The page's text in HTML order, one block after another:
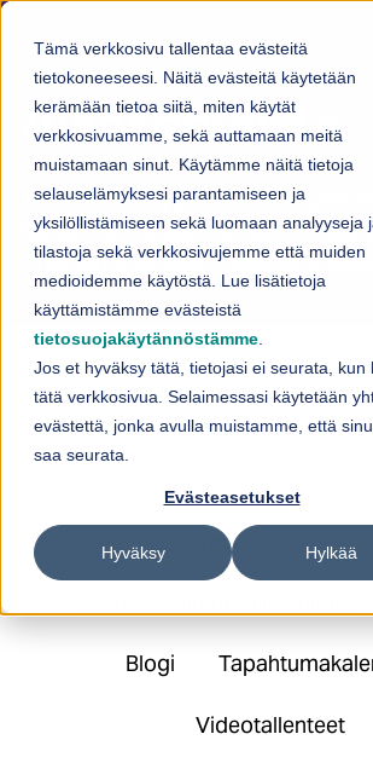
Tämä verkkosivu tallentaa evästeitä
tietokoneeseesi. Näitä evästeitä käytetään
kerämään tietoa siitä, miten käytät
verkkosivuamme, sekä auttamaan meitä
muistamaan sinut. Käytämme näitä tietoja
selauselämyksesi parantamiseen ja
yksilöllistämiseen sekä luomaan analyyseja
tilastoja sekä verkkosivujemme että muiden
medioidemme käytöstä. Lue lisätietoja
käyttämistämme evästeistä
tietosuojakäytännöstämme
Jos et hyväksy tätä, tietojasi ei seurata, kun
tätä verkkosivua. Selaimessasi käytetään
evästettä, jonka avulla muistamme, että
saa seurata.
Evästeasetukset
Hyväksy Hylkää
Ajankohtaista
Tältä sivulta löydät Loihteen
kuulumiset. Blogit-osiossa on
kirjoittamia blogeja
Yhtiötiedotteet
Blogi
Videotallenteet